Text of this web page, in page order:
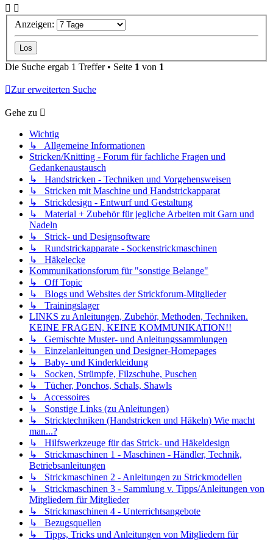
Anzeigen:
Die Suche ergab 1 Treffer • Seite 1 von 1
Zur erweiterten Suche
Gehe zu
Wichtig
↳ Allgemeine Informationen
Stricken/Knitting - Forum für fachliche Fragen und
Gedankenaustausch
↳ Handstricken - Techniken und Vorgehensweisen
↳ Stricken mit Maschine und Handstrickapparat
↳ Strickdesign - Entwurf und Gestaltung
↳ Material + Zubehör für jegliche Arbeiten mit Garn und
Nadeln
↳ Strick- und Designsoftware
↳ Rundstrickapparate - Sockenstrickmaschinen
↳ Häkelecke
Kommunikationsforum für "sonstige Belange"
↳ Off Topic
↳ Blogs und Websites der Strickforum-Mitglieder
↳ Trainingslager
LINKS zu Anleitungen, Zubehör, Methoden, Techniken.
KEINE FRAGEN, KEINE KOMMUNIKATION!!
↳ Gemischte Muster- und Anleitungssammlungen
↳ Einzelanleitungen und Designer-Homepages
↳ Baby- und Kinderkleidung
↳ Socken, Strümpfe, Filzschuhe, Puschen
↳ Tücher, Ponchos, Schals, Shawls
↳ Accessoires
↳ Sonstige Links (zu Anleitungen)
↳ Stricktechniken (Handstricken und Häkeln) Wie macht
man...?
↳ Hilfswerkzeuge für das Strick- und Häkeldesign
↳ Strickmaschinen 1 - Maschinen - Händler, Technik,
Betriebsanleitungen
↳ Strickmaschinen 2 - Anleitungen zu Strickmodellen
↳ Strickmaschinen 3 - Sammlung v. Tipps/Anleitungen von
Mitgliedern für Mitglieder
↳ Strickmaschinen 4 - Unterrichtsangebote
↳ Bezugsquellen
↳ Tipps, Tricks und Anleitungen von Mitgliedern für